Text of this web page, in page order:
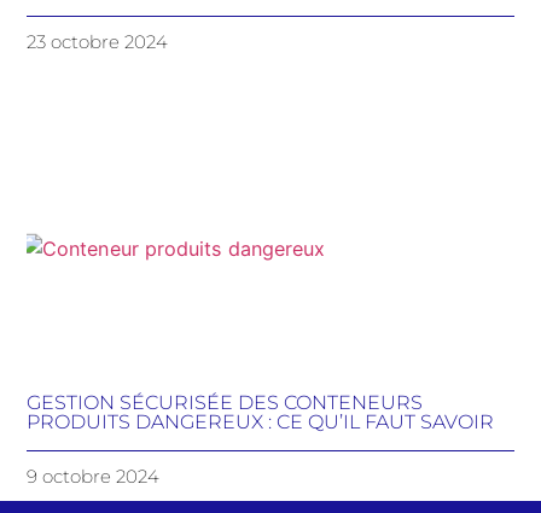
23 octobre 2024
GESTION SÉCURISÉE DES CONTENEURS
PRODUITS DANGEREUX : CE QU’IL FAUT SAVOIR
9 octobre 2024